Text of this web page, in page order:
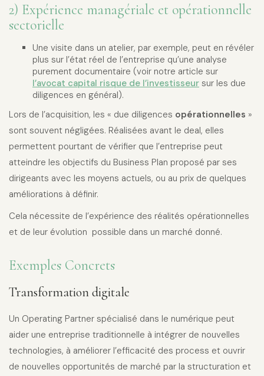
2) Expérience managériale et opérationnelle
sectorielle
Une visite dans un atelier, par exemple, peut en révéler
plus sur l’état réel de l’entreprise qu’une analyse
purement documentaire (voir notre article sur
l’avocat capital risque de l’investisseur sur les due
diligences en général).
Lors de l’acquisition, les « due diligences opérationnelles »
sont souvent négligées. Réalisées avant le deal, elles
permettent pourtant de vérifier que l’entreprise peut
atteindre les objectifs du Business Plan proposé par ses
dirigeants avec les moyens actuels, ou au prix de quelques
améliorations à définir.
Cela nécessite de l’expérience des réalités opérationnelles
et de leur évolution possible dans un marché donné.
Exemples Concrets
Transformation digitale
Un Operating Partner spécialisé dans le numérique peut
aider une entreprise traditionnelle à intégrer de nouvelles
technologies, à améliorer l’efficacité des process et ouvrir
de nouvelles opportunités de marché par la structuration et